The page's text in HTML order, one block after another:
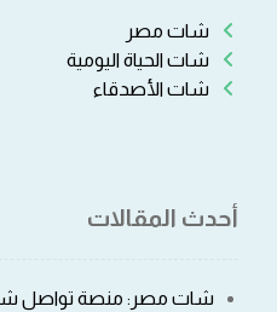
شات مصر
شات الحياة اليومية
شات الأصدقاء
أحدث المقالات
شات مصر: منصة تواصل